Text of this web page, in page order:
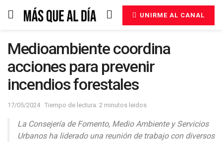
UNIRME AL CANAL
Medioambiente coordina
acciones para prevenir
incendios forestales
17/05/2024 Tiempo de lectura: 2 minutos leidos
La Consejería de Fomento, Medio Ambiente y Servicios
Urbanos ha liderado una reunión de trabajo con diversos